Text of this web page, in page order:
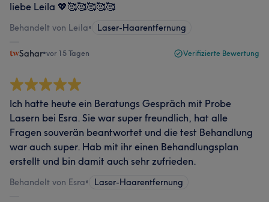
liebe Leila 💖🥰🥰🥰🥰🥰
Behandelt von Leila• Laser-Haarentfernung
Sahar•vor 15 Tagen Verifizierte Bewertung
Ich hatte heute ein Beratungs Gespräch mit Probe
Lasern bei Esra. Sie war super freundlich, hat alle
Fragen souverän beantwortet und die test Behandlung
war auch super. Hab mit ihr einen Behandlungsplan
erstellt und bin damit auch sehr zufrieden.
Behandelt von Esra• Laser-Haarentfernung